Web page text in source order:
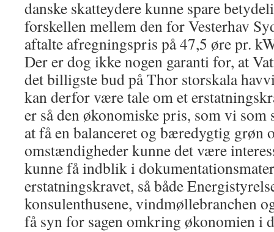
danske skatteydere kunne spare
forskellen mellem den for Vesterhav
aftalte afregningspris på 47,5 øre pr.
Der er dog ikke nogen garanti for, at
det billigste bud på Thor storskala
kan derfor være tale om et
er så den økonomiske pris, som vi som
at få en balanceret og bæredygtig grøn
omstændigheder kunne det være
kunne få indblik i
erstatningskravet, så både
konsulenthusene, vindmøllebranchen
få syn for sagen omkring økonomien i